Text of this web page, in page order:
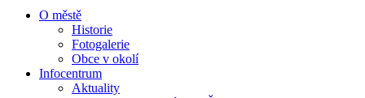
O městě
Historie
Fotogalerie
Obce v okolí
Infocentrum
Aktuality